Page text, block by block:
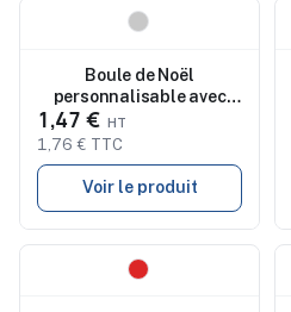
Boule de Noël
personnalisable avec
boîte cadeau SNOWY
1,47 €
1,76 € TTC
Voir le produit